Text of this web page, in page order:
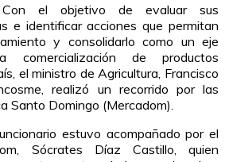
el objetivo de evaluar sus
e identificar acciones que permitan
y consolidarlo como un eje
comercialización de productos
el ministro de Agricultura, Francisco
realizó un recorrido por las
Santo Domingo (Mercadom).
estuvo acompañado por el
Sócrates Díaz Castillo, quien